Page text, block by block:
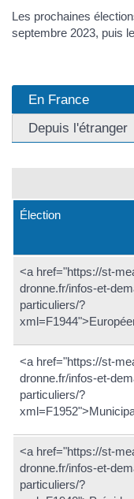
Les prochaines
septembre 2023, puis
En France
Depuis l'étranger
Élection
<a href="https://st-
dronne.fr/infos-et-
particuliers/?
<a href="https://st-
dronne.fr/infos-et-
particuliers/?
<a href="https://st-
dronne.fr/infos-et-
particuliers/?